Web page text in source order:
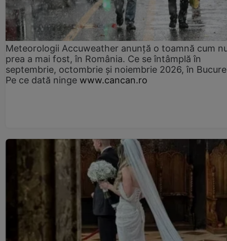
Meteorologii Accuweather anunță o toamnă cum
prea a mai fost, în România. Ce se întâmplă în
septembrie, octombrie și noiembrie 2026, în
Pe ce dată ninge www.cancan.ro